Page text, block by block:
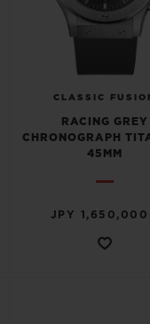
CLASSIC
RACING GREY
CHRONOGRAPH
45MM
JPY 1,650,000